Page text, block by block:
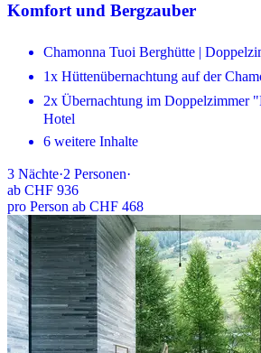
Komfort und Bergzauber
Chamonna Tuoi Berghütte |
1x Hüttenübernachtung auf der
2x Übernachtung im Doppelzimmer
Hotel
6 weitere Inhalte
3 Nächte·2 Personen·
ab CHF 936
pro Person ab CHF 468